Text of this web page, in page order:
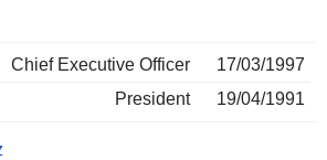
Chief Executive Officer
17/03/1997
President
19/04/1991